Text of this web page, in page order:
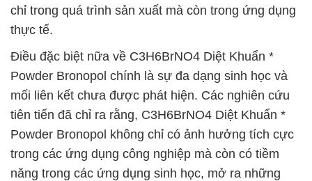
chỉ trong quá trình sản xuất mà còn trong ứng dụng
thực tế.
Điều đặc biệt nữa về C3H6BrNO4 Diệt Khuẩn *
Powder Bronopol chính là sự đa dạng sinh học và
mối liên kết chưa được phát hiện. Các nghiên cứu
tiên tiến đã chỉ ra rằng, C3H6BrNO4 Diệt Khuẩn *
Powder Bronopol không chỉ có ảnh hưởng tích cực
trong các ứng dụng công nghiệp mà còn có tiềm
năng trong các ứng dụng sinh học, mở ra những